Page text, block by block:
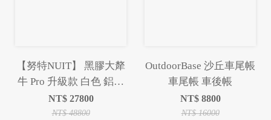
【努特NUIT】 黑膠大犛
牛 Pro 升級款 白色 鋁合
金一房一廳六人帳
NTG79W
NT$ 27800
NT$48800
OutdoorBase 沙丘車尾帳
車尾帳 車後帳
NT$ 8800
NT$16000